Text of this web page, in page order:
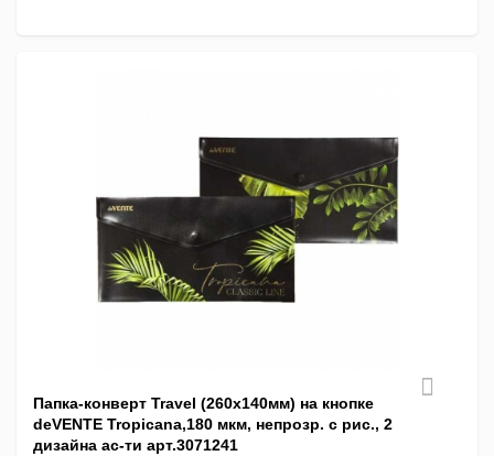
Папка-конверт Travel (260x140мм) на кнопке
deVENTE Tropicana,180 мкм, непрозр. с рис., 2
дизайна ас-ти арт.3071241